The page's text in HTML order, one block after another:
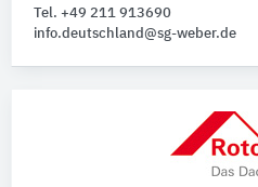
Tel. +49 211 913690
info.deutschland@sg-weber.de